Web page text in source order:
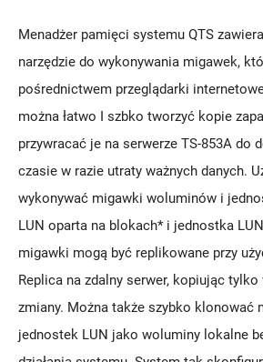
Menadżer pamięci systemu QTS
narzędzie do wykonywania migawek,
pośrednictwem przeglądarki
można łatwo I szbko tworzyć kopie
przywracać je na serwerze TS-853A do
czasie w razie utraty ważnych danych.
wykonywać migawki woluminów i
LUN oparta na blokach* i jednostka
migawki mogą być replikowane przy
Replica na zdalny serwer, kopiując
zmiany. Można także szybko klonować
jednostek LUN jako woluminy lokalne